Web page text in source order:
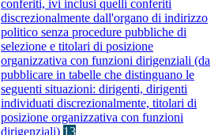
conferiti, ivi inclusi quelli conferiti
discrezionalmente dall'organo di indirizzo
politico senza procedure pubbliche di
selezione e titolari di posizione
organizzativa con funzioni dirigenziali (da
pubblicare in tabelle che distinguano le
seguenti situazioni: dirigenti, dirigenti
individuati discrezionalmente, titolari di
posizione organizzativa con funzioni
dirigenziali) 13